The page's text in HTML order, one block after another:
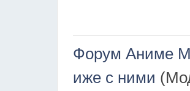
Форум Аниме
иже с ними